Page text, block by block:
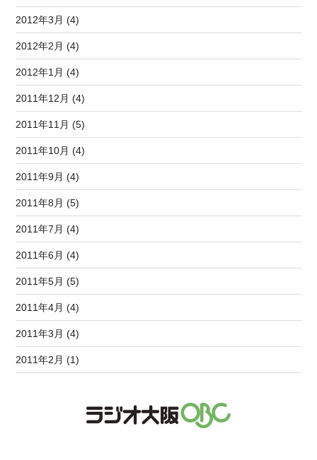
2012年3月 (4)
2012年2月 (4)
2012年1月 (4)
2011年12月 (4)
2011年11月 (5)
2011年10月 (4)
2011年9月 (4)
2011年8月 (5)
2011年7月 (4)
2011年6月 (4)
2011年5月 (5)
2011年4月 (4)
2011年3月 (4)
2011年2月 (1)